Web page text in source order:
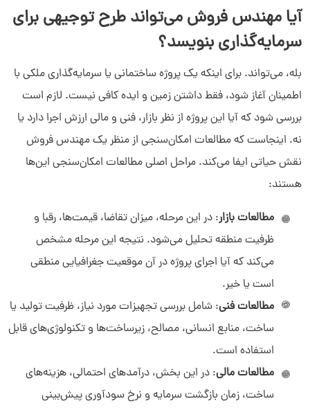
آیا مهندس فروش می‌تواند طرح توجیهی برای
سرمایه‌گذاری بنویسد؟
بله، می‌تواند. برای اینکه یک پروژه ساختمانی یا سرمایه‌گذاری ملکی با
اطمینان آغاز شود، فقط داشتن زمین و ایده کافی نیست. لازم است
بررسی شود که آیا این پروژه از نظر بازار، فنی و مالی ارزش اجرا دارد یا
نه. اینجاست که مطالعات امکان‌سنجی از منظر یک مهندس فروش
نقش حیاتی ایفا می‌کند. مراحل اصلی مطالعات امکان‌سنجی این‌ها
هستند:
مطالعات بازار: در این مرحله، میزان تقاضا، قیمت‌ها، رقبا و
ظرفیت منطقه تحلیل می‌شود. نتیجه این مرحله مشخص
می‌کند که آیا اجرای پروژه در آن موقعیت جغرافیایی منطقی
است یا خیر.
مطالعات فنی: شامل بررسی تجهیزات مورد نیاز، ظرفیت تولید یا
ساخت، منابع انسانی، مصالح، زیرساخت‌ها و تکنولوژی‌های قابل
استفاده است.
مطالعات مالی: در این بخش، درآمدهای احتمالی، هزینه‌های
ساخت، زمان بازگشت سرمایه و نرخ سودآوری پیش‌بینی